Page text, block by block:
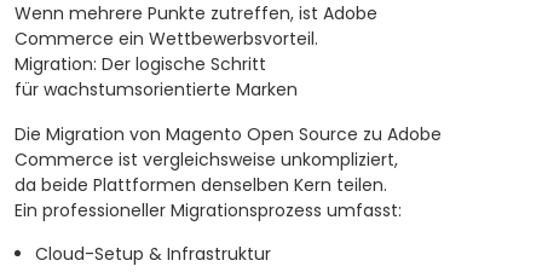
Wenn mehrere Punkte zutreffen, ist Adobe
Commerce ein Wettbewerbsvorteil.
Migration: Der logische Schritt
für wachstumsorientierte Marken
Die Migration von Magento Open Source zu Adobe
Commerce ist vergleichsweise unkompliziert,
da beide Plattformen denselben Kern teilen.
Ein professioneller Migrationsprozess umfasst:
Cloud-Setup & Infrastruktur